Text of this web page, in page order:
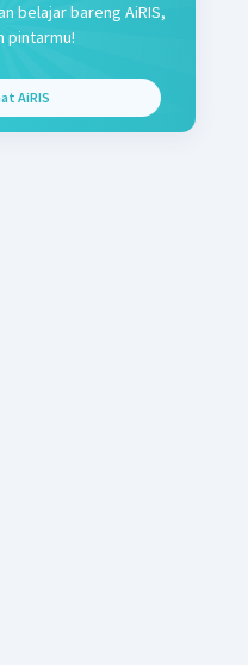
belajar bareng AiRIS,
pintarmu!
AiRIS